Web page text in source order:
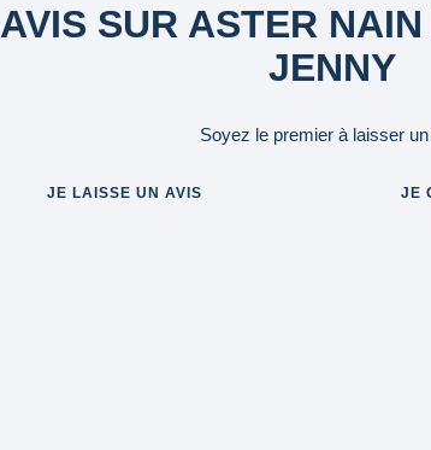
AVIS SUR ASTER NAIN
JENNY
Soyez le premier à laisser
JE LAISSE UN AVIS JE